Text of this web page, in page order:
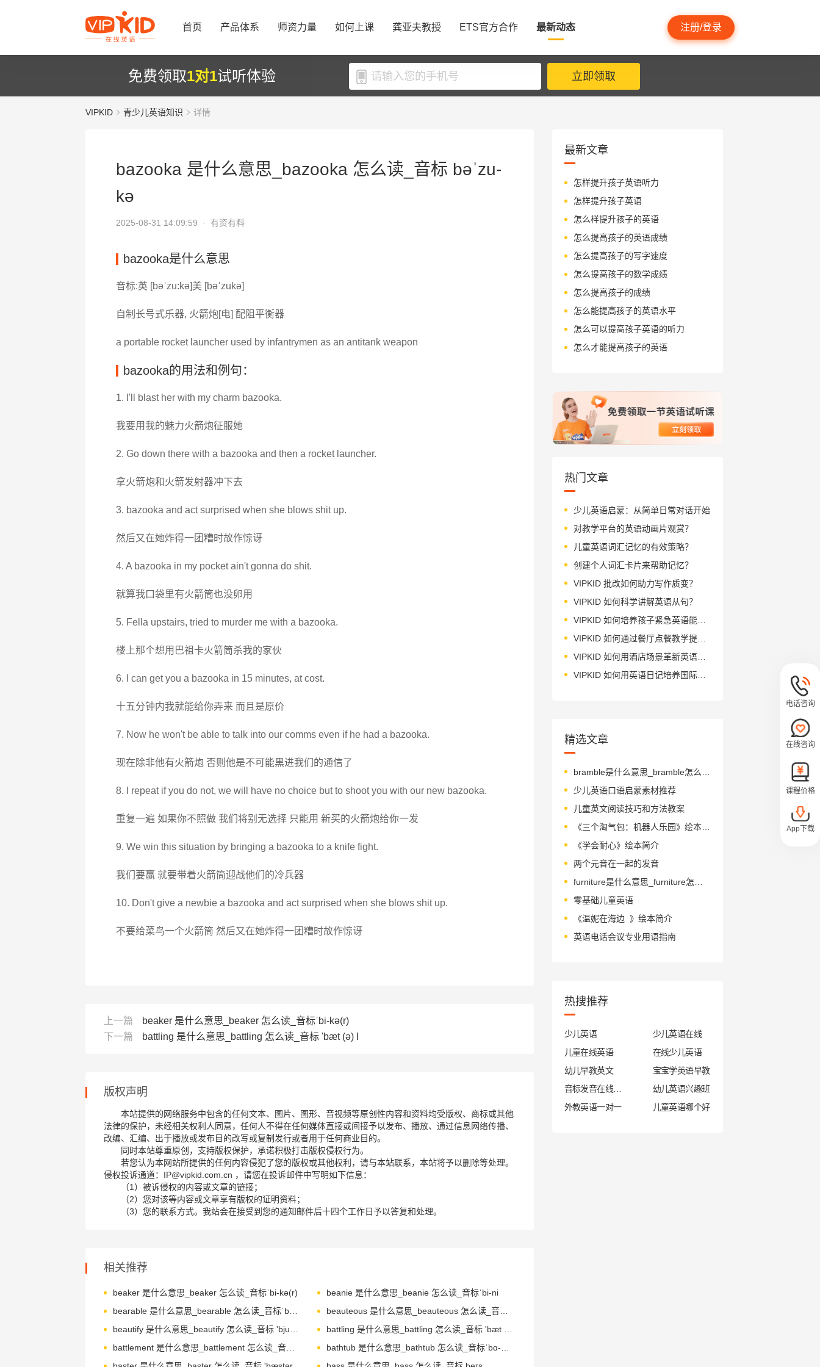
首页 产品体系 师资力量 如何上课 龚亚夫教授 ETS官方合作 最新动态 注册/登录
免费领取1对1试听体验 立即领取
VIPKID 青少儿英语知识 详情
bazooka 是什么意思_bazooka 怎么读_音标 bəˈzu-
kə
2025-08-31 14:09:59 · 有资有料
bazooka是什么意思
音标:英 [bəˈzu:kə]美 [bəˈzukə]
自制长号式乐器, 火箭炮[电] 配阻平衡器
a portable rocket launcher used by infantrymen as an antitank weapon
bazooka的用法和例句：
1. I'll blast her with my charm bazooka.
我要用我的魅力火箭炮征服她
2. Go down there with a bazooka and then a rocket launcher.
拿火箭炮和火箭发射器冲下去
3. bazooka and act surprised when she blows shit up.
然后又在她炸得一团糟时故作惊讶
4. A bazooka in my pocket ain't gonna do shit.
就算我口袋里有火箭筒也没卵用
5. Fella upstairs, tried to murder me with a bazooka.
楼上那个想用巴祖卡火箭筒杀我的家伙
6. I can get you a bazooka in 15 minutes, at cost.
十五分钟内我就能给你弄来 而且是原价
7. Now he won't be able to talk into our comms even if he had a bazooka.
现在除非他有火箭炮 否则他是不可能黑进我们的通信了
8. I repeat if you do not, we will have no choice but to shoot you with our new bazooka.
重复一遍 如果你不照做 我们将别无选择 只能用 新买的火箭炮给你一发
9. We win this situation by bringing a bazooka to a knife fight.
我们要赢 就要带着火箭筒迎战他们的冷兵器
10. Don't give a newbie a bazooka and act surprised when she blows shit up.
不要给菜鸟一个火箭筒 然后又在她炸得一团糟时故作惊讶
上一篇
beaker 是什么意思_beaker 怎么读_音标ˈbi-kə(r)
下一篇
battling 是什么意思_battling 怎么读_音标 'bæt (ə) l
版权声明
本站提供的网络服务中包含的任何文本、图片、图形、音视频等原创性内容和资料均受版权、商标或其他
法律的保护，未经相关权利人同意，任何人不得在任何媒体直接或间接予以发布、播放、通过信息网络传播、
改编、汇编、出于播放或发布目的改写或复制发行或者用于任何商业目的。
同时本站尊重原创，支持版权保护，承诺积极打击版权侵权行为。
若您认为本网站所提供的任何内容侵犯了您的版权或其他权利，请与本站联系，本站将予以删除等处理。
侵权投诉通道：IP@vipkid.com.cn ，请您在投诉邮件中写明如下信息：
（1）被诉侵权的内容或文章的链接；
（2）您对该等内容或文章享有版权的证明资料；
（3）您的联系方式。我站会在接受到您的通知邮件后十四个工作日予以答复和处理。
相关推荐
beaker 是什么意思_beaker 怎么读_音标ˈbi-kə(r)
beanie 是什么意思_beanie 怎么读_音标ˈbi-ni
bearable 是什么意思_bearable 怎么读_音标ˈbeərəbl
beauteous 是什么意思_beauteous 怎么读_音标ˈbju-tɪəs
battlement 是什么意思_battlement 怎么读_音标 'bætlmənt
最新文章
怎样提升孩子英语听力
怎样提升孩子英语
怎么样提升孩子的英语
怎么提高孩子的英语成绩
怎么提高孩子的写字速度
怎么提高孩子的数学成绩
怎么提高孩子的成绩
怎么能提高孩子的英语水平
怎么可以提高孩子英语的听力
怎么才能提高孩子的英语
热门文章
少儿英语启蒙：从简单日常对话开始
对教学平台的英语动画片观赏？
儿童英语词汇记忆的有效策略？
创建个人词汇卡片来帮助记忆？
VIPKID 批改如何助力写作质变？
VIPKID 如何科学讲解英语从句？
VIPKID 如何培养孩子紧急英语能力？
VIPKID 如何通过餐厅点餐教学提升少儿英语应用能力？
VIPKID 如何用酒店场景革新英语教学？
VIPKID 如何用英语日记培养国际化人才？
精选文章
少儿英语口语启蒙素材推荐
儿童英文阅读技巧和方法教案
《三个淘气包：机器人乐园》绘本简介
《学会耐心》绘本简介
两个元音在一起的发音
零基础儿童英语
《温妮在海边 》绘本简介
英语电话会议专业用语指南
热搜推荐
少儿英语
少儿英语在线
儿童在线英语
在线少儿英语
幼儿早教英文
宝宝学英语早教
幼儿英语兴趣班
外教英语一对一
儿童英语哪个好
电话咨询
在线咨询
课程价格
App下载